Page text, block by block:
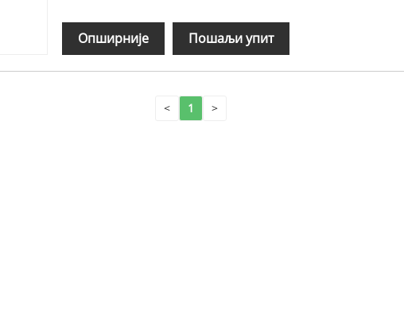
Опширније Пошаљи упит
< 1 >